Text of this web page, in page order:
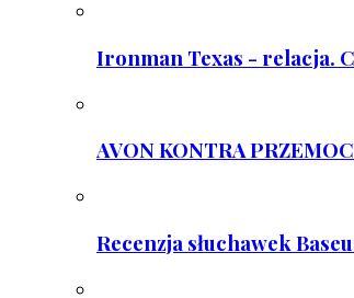
Ironman Texas - relacja.
AVON KONTRA
Recenzja słuchawek